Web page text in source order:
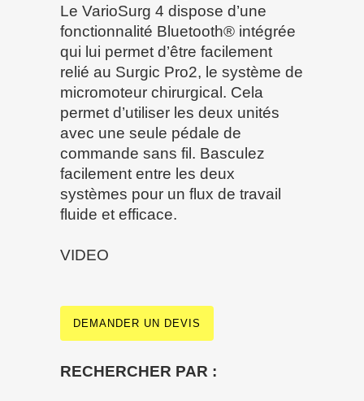
Le VarioSurg 4 dispose d’une
fonctionnalité Bluetooth® intégrée
qui lui permet d’être facilement
relié au Surgic Pro2, le système de
micromoteur chirurgical. Cela
permet d’utiliser les deux unités
avec une seule pédale de
commande sans fil. Basculez
facilement entre les deux
systèmes pour un flux de travail
fluide et efficace.
VIDEO
DEMANDER UN DEVIS
RECHERCHER PAR :